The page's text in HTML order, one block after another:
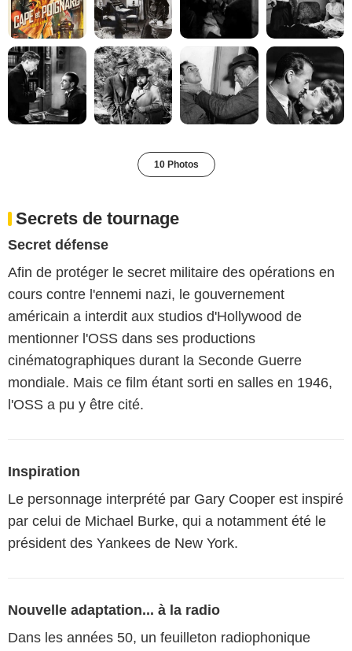
10 Photos
Secrets de tournage
Secret défense
Afin de protéger le secret militaire des opérations en
cours contre l'ennemi nazi, le gouvernement
américain a interdit aux studios d'Hollywood de
mentionner l'OSS dans ses productions
cinématographiques durant la Seconde Guerre
mondiale. Mais ce film étant sorti en salles en 1946,
l'OSS a pu y être cité.
Inspiration
Le personnage interprété par Gary Cooper est inspiré
par celui de Michael Burke, qui a notamment été le
président des Yankees de New York.
Nouvelle adaptation... à la radio
Dans les années 50, un feuilleton radiophonique